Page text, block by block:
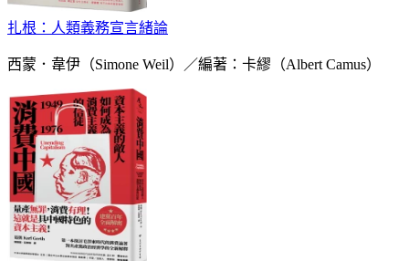
扎根：人類義務宣言緒論
西蒙．韋伊（Simone Weil）／編著：卡繆（Albert Camus）